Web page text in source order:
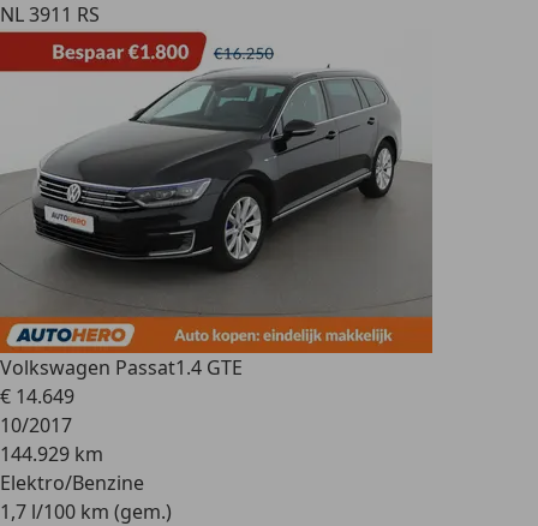
NL 3911 RS
Volkswagen Passat1.4 GTE
€ 14.649
10/2017
144.929 km
Elektro/Benzine
1,7 l/100 km (gem.)